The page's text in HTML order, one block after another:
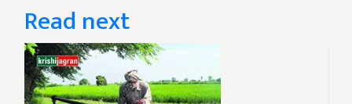
Read next